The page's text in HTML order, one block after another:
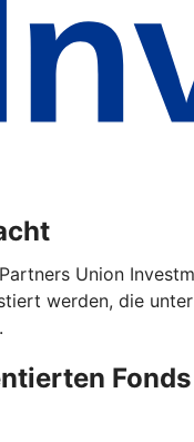
Union
werden, die
Fonds